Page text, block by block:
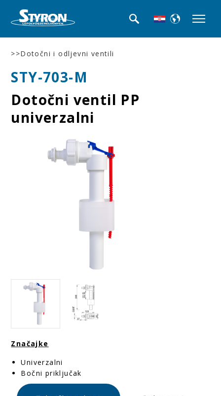
>>Dotočni i odljevni ventili
STY-703-M
Dotočni ventil PP
univerzalni
Značajke
Univerzalni
Bočni priključak